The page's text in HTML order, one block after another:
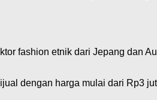
fashion etnik dari Jepang dan
dengan harga mulai dari Rp3